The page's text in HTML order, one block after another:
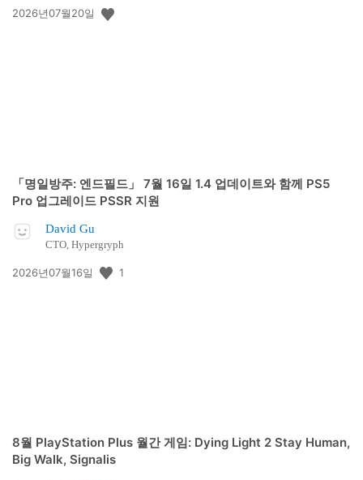
공
2026년07월20일
「명일방주: 엔드필드」 7월 16일 1.4 업데이트와 함께 PS5
Pro 업그레이드 PSSR 지원
David Gu
CTO, Hypergryph
공
2026년07월16일 1
8월 PlayStation Plus 월간 게임: Dying Light 2 Stay Human,
Big Walk, Signalis